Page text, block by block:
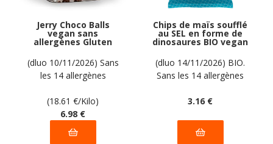
Jerry Choco Balls
vegan sans
allergènes Gluten
Out : 375 grammes
(dluo 10/11/2026) Sans
les 14 allergènes
(18.61 €/Kilo)
6.98 €
Chips de maïs soufflé
au SEL en forme de
dinosaures BIO vegan
sans allergènes
Biosaurus : 50
grammes
(dluo 14/11/2026) BIO.
Sans les 14 allergènes
3.16 €